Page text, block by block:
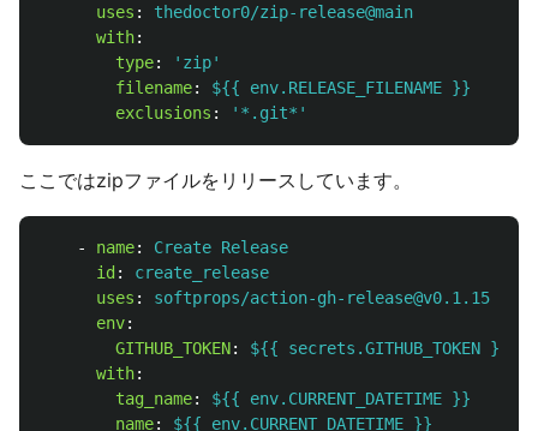
uses :
thedoctor0/zip-release@main
with:
type: ' zip'
filename:
${{ env.RELEASE_FILENAME }}
exclusions : ' *.git*'
ここではzipファイルをリリースしています。
- name:
Create Release
id :
create_release
uses :
softprops/action-gh-release@v0.1.15
env:
GITHUB_TOKEN:
${{ secrets.GITHUB_TOKEN }}
with:
tag_name:
${{ env.CURRENT_DATETIME }}
name:
${{ env.CURRENT_DATETIME }}